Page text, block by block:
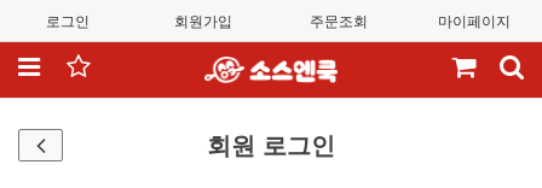
로그인 회원가입 주문조회 마이페이지
회원 로그인